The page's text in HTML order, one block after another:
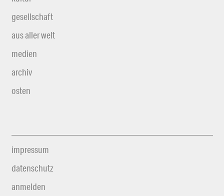
gesellschaft
aus aller welt
medien
archiv
osten
impressum
datenschutz
anmelden